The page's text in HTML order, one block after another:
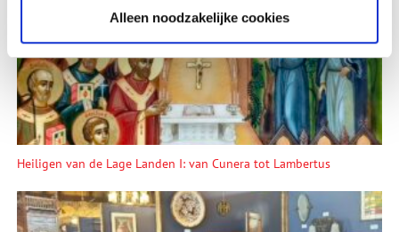
Alleen noodzakelijke cookies
Heiligen van de Lage Landen I: van Cunera tot Lambertus